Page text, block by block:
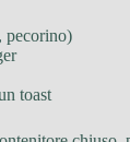
pecorino)
toast